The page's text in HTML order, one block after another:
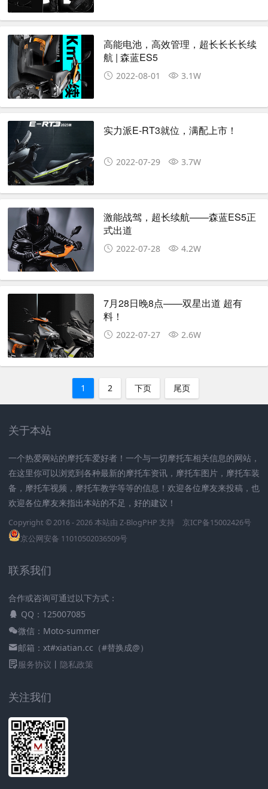
高能电池，高效管理，超长长长长续
航 | 森蓝ES5
2022-08-01 3.1W
实力派E-RT3就位，满配上市！
2022-07-29 3.7W
激能战驾，超长续航——森蓝ES5正
式出道
2022-07-28 4.2W
7月28日晚8点——双星出道 超有
料！
2022-07-27 2.6W
1 2 下页 尾页
关于本站
一个热爱网站的摩托车爱好者！一个与一切摩托车相关信息的网站，
在这里你可以浏览到各种最新的摩托车资讯，摩托车图片，摩托车装
备，摩托车视频，摩托车教学等等的信息！欢迎各位摩友来投稿，也
欢迎各位摩友来指出本站的不足，好的建议！
Copyright © 2016 - 2026 本站由 Z-BlogPHP 支持
京ICP备15002426号
京公网安备 11010502036509号
联系我们
合作或咨询可通过以下方式：
QQ：125007085
微信：Moto-summer
邮箱：xt#xiatian.cc（#替换成@）
服务协议 丨 隐私政策
关注我们